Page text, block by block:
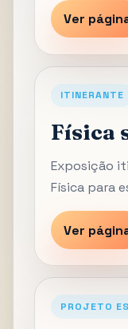
Ver
ITINERANTE
Física
Exposição
Física para
Ver
PROJETO